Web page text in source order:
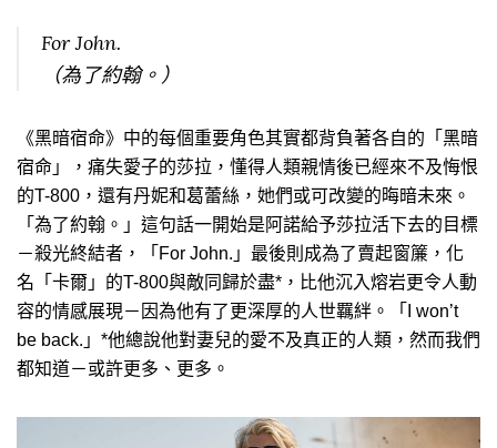
For John.
（為了約翰。）
《黑暗宿命》中的每個重要角色其實都背負著各自的「黑暗
宿命」，痛失愛子的莎拉，懂得人類親情後已經來不及悔恨
的T-800，還有丹妮和葛蕾絲，她們或可改變的晦暗未來。
「為了約翰。」這句話一開始是阿諾給予莎拉活下去的目標
－殺光終結者，「For John.」最後則成為了賣起窗簾，化
名「卡爾」的T-800與敵同歸於盡*，比他沉入熔岩更令人動
容的情感展現－因為他有了更深厚的人世羈絆。「I won’t
be back.」*他總說他對妻兒的愛不及真正的人類，然而我們
都知道－或許更多、更多。